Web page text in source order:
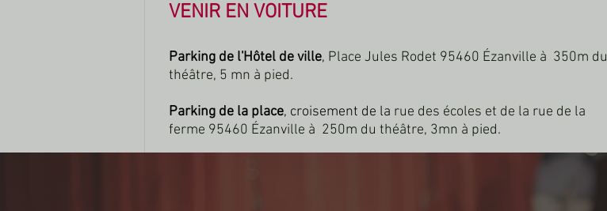
VENIR EN VOITURE
Parking de l'Hôtel de ville, Place Jules Rodet 95460 Ézanville à 350m du
théâtre, 5 mn à pied.
Parking de la place, croisement de la rue des écoles et de la rue de la
ferme 95460 Ézanville à 250m du théâtre, 3mn à pied.